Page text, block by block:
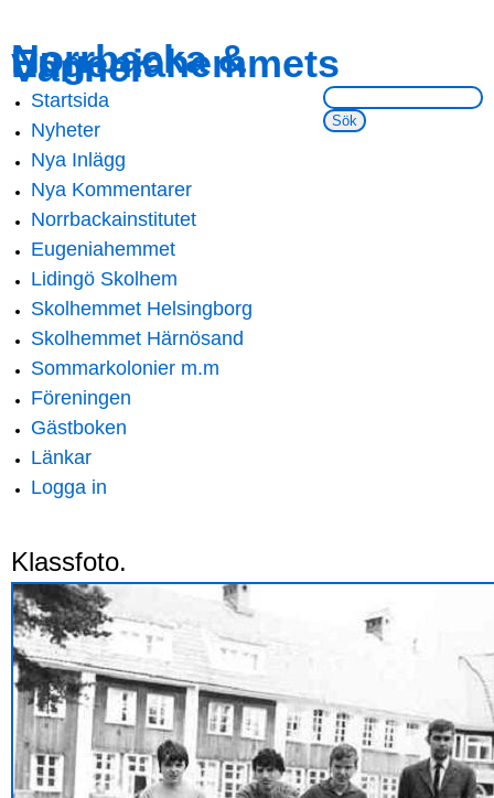
main
content
navigation
Norrbacka &
Eugeniahemmets
Vänner
Sök på webbsidan:
Main menu
Startsida
Nyheter
Nya Inlägg
Nya Kommentarer
Norrbackainstitutet
Eugeniahemmet
Lidingö Skolhem
Skolhemmet Helsingborg
Skolhemmet Härnösand
Sommarkolonier m.m
Föreningen
Gästboken
Länkar
Logga in
Klassfoto.